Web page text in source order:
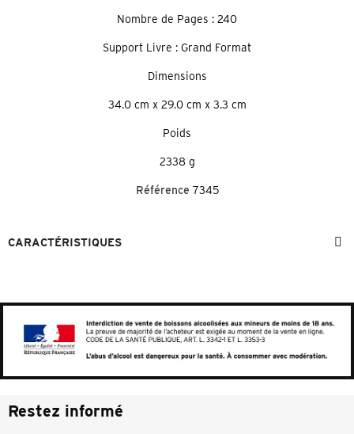
Nombre de Pages : 240
Support Livre : Grand Format
Dimensions
34.0 cm x 29.0 cm x 3.3 cm
Poids
2338 g
Référence 7345
CARACTÉRISTIQUES
Restez informé